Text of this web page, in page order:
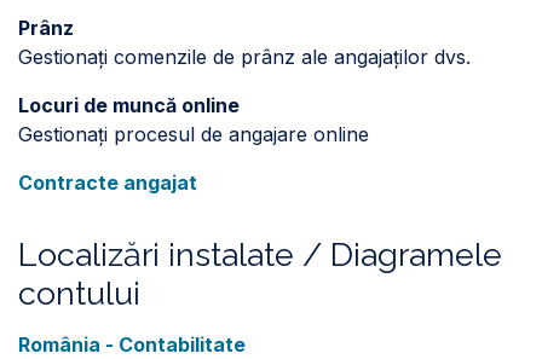
Prânz
Gestionați comenzile de prânz ale angajaților dvs.
Locuri de muncă online
Gestionați procesul de angajare online
Contracte angajat
Localizări instalate / Diagramele
contului
România - Contabilitate